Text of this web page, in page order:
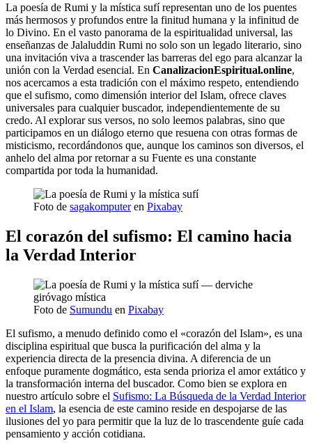
La poesía de Rumi y la mística sufí representan uno de los puentes
más hermosos y profundos entre la finitud humana y la infinitud de
lo Divino. En el vasto panorama de la espiritualidad universal, las
enseñanzas de Jalaluddin Rumi no solo son un legado literario, sino
una invitación viva a trascender las barreras del ego para alcanzar la
unión con la Verdad esencial. En CanalizacionEspiritual.online,
nos acercamos a esta tradición con el máximo respeto, entendiendo
que el sufismo, como dimensión interior del Islam, ofrece claves
universales para cualquier buscador, independientemente de su
credo. Al explorar sus versos, no solo leemos palabras, sino que
participamos en un diálogo eterno que resuena con otras formas de
misticismo, recordándonos que, aunque los caminos son diversos, el
anhelo del alma por retornar a su Fuente es una constante
compartida por toda la humanidad.
Foto de sagakomputeren Pixabay
El corazón del sufismo: El camino hacia
la Verdad Interior
Foto de Sumundu en Pixabay
El sufismo, a menudo definido como el «corazón del Islam», es una
disciplina espiritual que busca la purificación del alma y la
experiencia directa de la presencia divina. A diferencia de un
enfoque puramente dogmático, esta senda prioriza el amor extático y
la transformación interna del buscador. Como bien se explora en
nuestro artículo sobre el Sufismo: La Búsqueda de la Verdad Interior
en el Islam, la esencia de este camino reside en despojarse de las
ilusiones del yo para permitir que la luz de lo trascendente guíe cada
pensamiento y acción cotidiana.